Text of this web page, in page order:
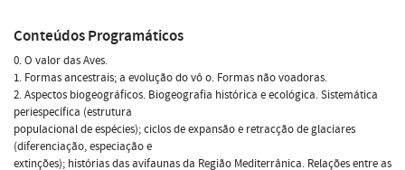
Conteúdos Programáticos
0. O valor das Aves.
1. Formas ancestrais; a evolução do vô o. Formas não voadoras.
2. Aspectos biogeográficos. Biogeografia histórica e ecológica. Sistemática
periespecífica (estrutura
populacional de espécies); ciclos de expansão e retracção de glaciares
(diferenciação, especiação e
extinções); histórias das avifaunas da Região Mediterrânica. Relações entre as